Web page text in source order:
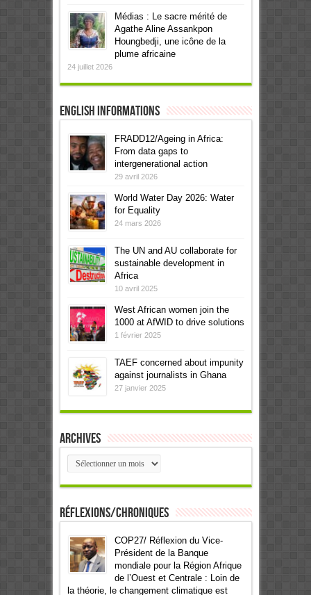
Médias : Le sacre mérité de
Agathe Aline Assankpon
Houngbedji, une icône de la
plume africaine
24 juillet 2026
English informations
FRADD12/Ageing in Africa:
From data gaps to
intergenerational action
29 avril 2026
World Water Day 2026: Water
for Equality
24 mars 2026
The UN and AU collaborate for
sustainable development in
Africa
10 avril 2025
West African women join the
1000 at AfWID to drive solutions
1 février 2025
TAEF concerned about impunity
against journalists in Ghana
27 janvier 2025
Archives
Archives
Réflexions/Chroniques
COP27/ Réflexion du Vice-
Président de la Banque
mondiale pour la Région Afrique
de l’Ouest et Centrale : Loin de
la théorie, le changement climatique est